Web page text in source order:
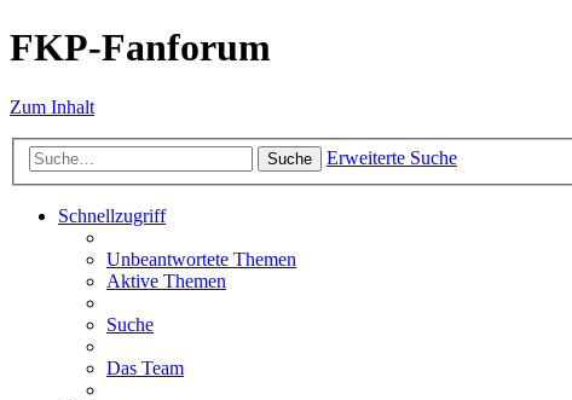
FKP-Fanforum
Zum Inhalt
Suche Erweiterte Suche
Schnellzugriff
Unbeantwortete Themen
Aktive Themen
Suche
Das Team